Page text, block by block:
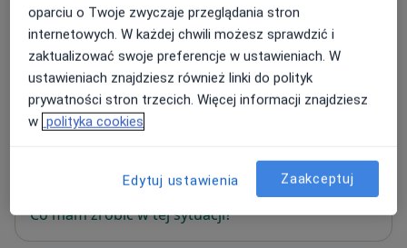
Dr Klaudia Simon prywatny gabinet
lekarski
Wynalazek 2a/U3, Mokotów, 02-677Warszawa
Powiększ mapę
W tym gabinecie nie można umawiać wizyt przez
Co mam zrobić w tej sytuacji?
oparciu o Twoje zwyczaje przeglądania stron
internetowych. W każdej chwili możesz sprawdzić i
zaktualizować swoje preferencje w ustawieniach. W
ustawieniach znajdziesz również linki do polityk
prywatności stron trzecich. Więcej informacji znajdziesz
w polityka cookies
Edytuj ustawienia Zaakceptuj